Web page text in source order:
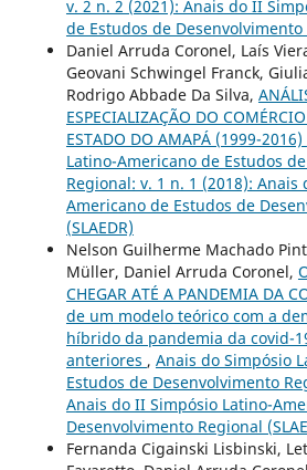
v. 2 n. 2 (2021): Anais do II
de Estudos de Desenvolvimento
Daniel Arruda Coronel, Laís
Geovani Schwingel Franck,
Rodrigo Abbade Da Silva,
ESPECIALIZAÇÃO DO
ESTADO DO AMAPÁ (1999-2016)
Latino-Americano de Estudos
Regional: v. 1 n. 1 (2018): Anais
Americano de Estudos de
(SLAEDR)
Nelson Guilherme Machado
Müller, Daniel Arruda Coronel,
CHEGAR ATÉ A PANDEMIA DA
de um modelo teórico com a
híbrido da pandemia da covid-
anteriores , Anais do Simpósio
Estudos de Desenvolvimento
Anais do II Simpósio Latino-
Desenvolvimento Regional
Fernanda Cigainski Lisbinski,